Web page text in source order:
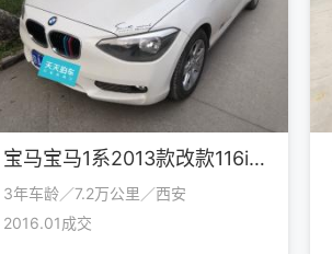
宝马宝马1系2013款改款116i领先型
3年车龄／7.2万公里／西安
2016.01成交